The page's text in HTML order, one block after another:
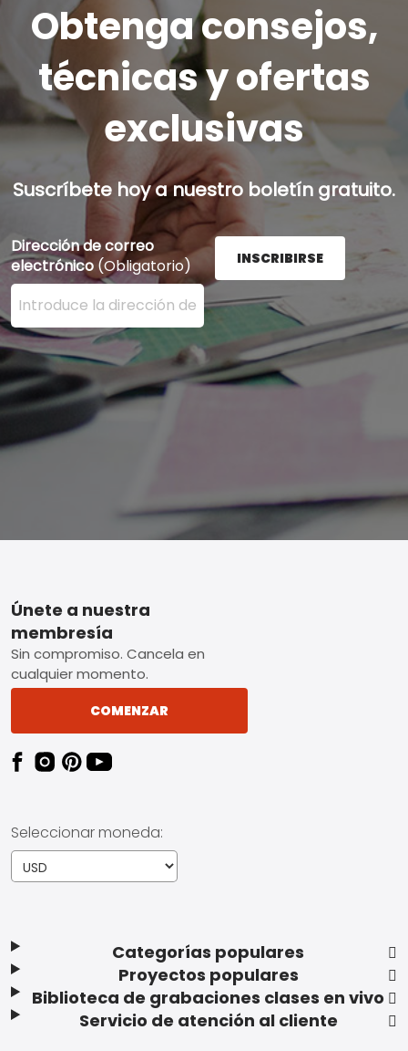
Obtenga consejos,
técnicas y ofertas
exclusivas
Suscríbete hoy a nuestro boletín gratuito.
Dirección de correo
electrónico (Obligatorio)
Ingrese su dirección de correo electrónico aquí y
INSCRIBIRSE
Footer
Categorías populares
Proyectos populares
Biblioteca de grabaciones clases en vivo
Servicio de atención al cliente
Únete a nuestra
membresía
Sin compromiso. Cancela en
cualquier momento.
COMENZAR
Seleccionar moneda: